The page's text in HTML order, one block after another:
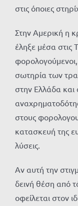
στις όποιες
Στην Αμερική η
έληξε μέσα στις
σωτηρία των
στην Ελλάδα
στους
κατασκευή της
λύσεις.
Αν αυτή την
δεινή θέση από
οφείλεται στον